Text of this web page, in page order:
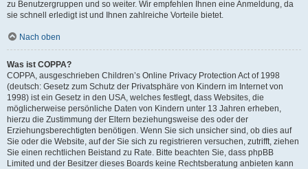
zu Benutzergruppen und so weiter. Wir empfehlen Ihnen eine Anmeldung, da
sie schnell erledigt ist und Ihnen zahlreiche Vorteile bietet.
Nach oben
Was ist COPPA?
COPPA, ausgeschrieben Children’s Online Privacy Protection Act of 1998
(deutsch: Gesetz zum Schutz der Privatsphäre von Kindern im Internet von
1998) ist ein Gesetz in den USA, welches festlegt, dass Websites, die
möglicherweise persönliche Daten von Kindern unter 13 Jahren erheben,
hierzu die Zustimmung der Eltern beziehungsweise des oder der
Erziehungsberechtigten benötigen. Wenn Sie sich unsicher sind, ob dies auf
Sie oder die Website, auf der Sie sich zu registrieren versuchen, zutrifft, ziehen
Sie einen rechtlichen Beistand zu Rate. Bitte beachten Sie, dass phpBB
Limited und der Besitzer dieses Boards keine Rechtsberatung anbieten kann